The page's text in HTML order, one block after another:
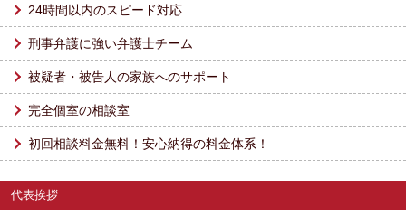
24時間以内のスピード対応
刑事弁護に強い弁護士チーム
被疑者・被告人の家族へのサポート
完全個室の相談室
初回相談料金無料！安心納得の料金体系！
代表挨拶